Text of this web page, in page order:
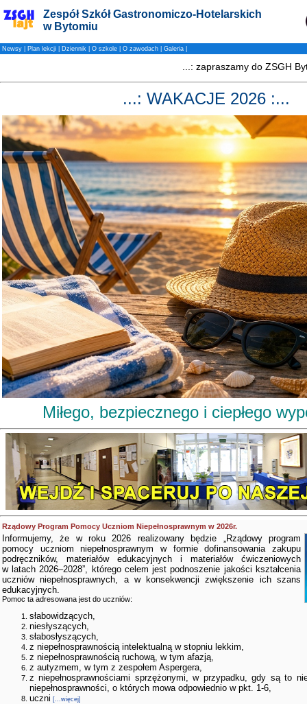
Zespół Szkół Gastronomiczo-Hotelarskich
w Bytomiu
Newsy Plan lekcji Dziennik O szkole O zawodach Galeria
...: WAKACJE 2026 :...
Miłego, bezpiecznego i ciepłego
Rządowy Program Pomocy Uczniom Niepełnosprawnym w 2026r.
Informujemy, że w roku 2026 realizowany będzie „Rządowy program
pomocy uczniom niepełnosprawnym w formie dofinansowania zakupu
podręczników, materiałów edukacyjnych i materiałów ćwiczeniowych
w latach 2026–2028”, którego celem jest podnoszenie jakości kształcenia
uczniów niepełnosprawnych, a w konsekwencji zwiększenie ich szans
edukacyjnych.
Pomoc ta adresowana jest do uczniów:
słabowidzących,
niesłyszących,
słabosłyszących,
z niepełnosprawnością intelektualną w stopniu lekkim,
z niepełnosprawnością ruchową, w tym afazją,
z autyzmem, w tym z zespołem Aspergera,
z niepełnosprawnościami sprzężonymi, w przypadku, gdy są to
niepełnosprawności, o których mowa odpowiednio w pkt. 1-6,
uczni [...więcej]